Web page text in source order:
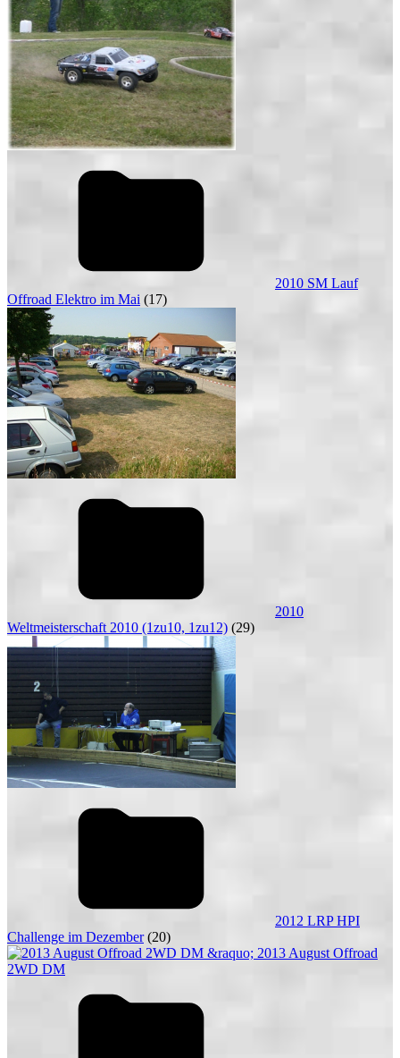
2010 SM Lauf
Offroad Elektro im Mai (17)
2010
Weltmeisterschaft 2010 (1zu10, 1zu12) (29)
2012 LRP HPI
Challenge im Dezember (20)